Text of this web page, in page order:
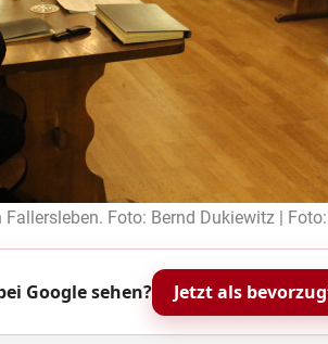
Foto: Bernd Dukiewitz |
Google sehen? Jetzt als